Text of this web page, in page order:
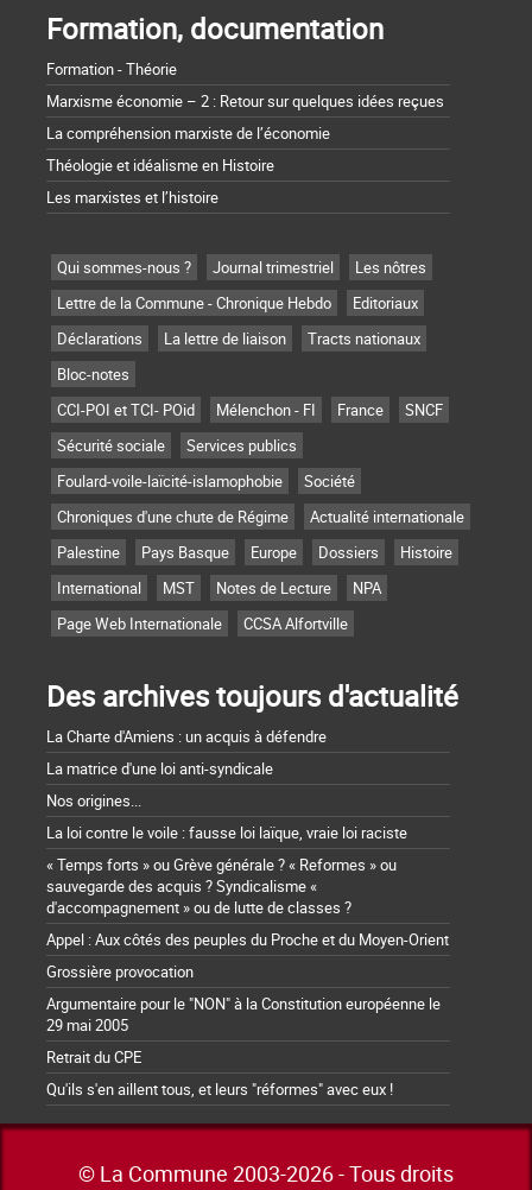
Formation, documentation
Formation - Théorie
Marxisme économie – 2 : Retour sur quelques idées reçues
La compréhension marxiste de l’économie
Théologie et idéalisme en Histoire
Les marxistes et l’histoire
Qui sommes-nous ? Journal trimestriel
Les nôtres
Lettre de la Commune - Chronique Hebdo
Editoriaux
Déclarations
La lettre de liaison
Tracts nationaux
Bloc-notes
CCI-POI et TCI- POid
Mélenchon - FI France
SNCF
Sécurité sociale
Services publics
Foulard-voile-laïcité-islamophobie
Société
Chroniques d'une chute de Régime
Actualité internationale
Palestine
Pays Basque Europe Dossiers
Histoire
International
MST Notes de Lecture
NPA
Page Web Internationale
CCSA Alfortville
Des archives toujours d'actualité
La Charte d'Amiens : un acquis à défendre
La matrice d'une loi anti-syndicale
Nos origines...
La loi contre le voile : fausse loi laïque, vraie loi raciste
« Temps forts » ou Grève générale ? « Reformes » ou
sauvegarde des acquis ? Syndicalisme «
d'accompagnement » ou de lutte de classes ?
Appel : Aux côtés des peuples du Proche et du Moyen-Orient
Grossière provocation
Argumentaire pour le "NON" à la Constitution européenne le
29 mai 2005
Retrait du CPE
Qu'ils s'en aillent tous, et leurs "réformes" avec eux !
© La Commune 2003-2026 - Tous droits